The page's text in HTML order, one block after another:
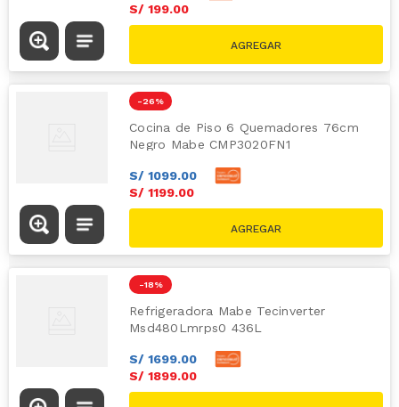
S/ 199.00
S/349.00
-26 %
Cocina de Piso 6 Quemadores 76cm
Negro Mabe CMP3020FN1
S/ 1099.00
S/ 1199.00
S/1619.00
-18 %
Refrigeradora Mabe Tecinverter
Msd480Lmrps0 436L
S/ 1699.00
S/ 1899.00
S/2329.00